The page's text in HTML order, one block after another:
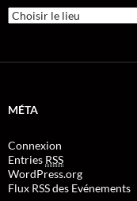
MÉTA
Connexion
Entries RSS
WordPress.org
Flux RSS des Evénements